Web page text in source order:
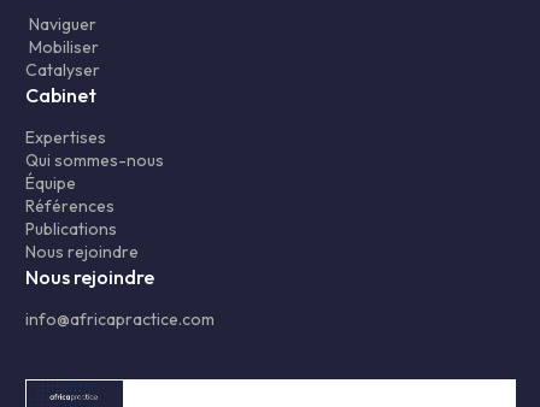
Naviguer
Mobiliser
Catalyser
Cabinet
Expertises
Qui sommes-nous
Équipe
Références
Publications
Nous rejoindre
Nous rejoindre
info@africapractice.com